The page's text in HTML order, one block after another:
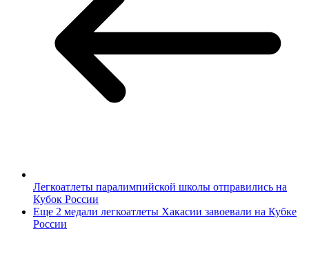
Легкоатлеты паралимпийской школы отправились на
Кубок России
Еще 2 медали легкоатлеты Хакасии завоевали на Кубке
России